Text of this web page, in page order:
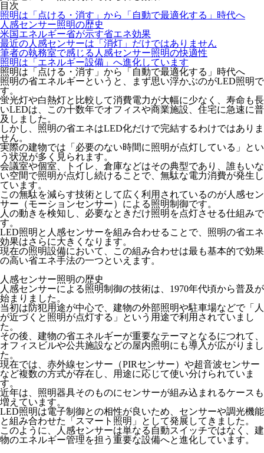
目次
照明は「点ける・消す」から「自動で最適化する」時代へ
人感センサー照明の歴史
米国エネルギー省が示す省エネ効果
最近の人感センサーは「消灯」だけではありません
筆者の執務室で感じる人感センサー照明の快適性
照明は「エネルギー設備」へ進化しています
照明は「点ける・消す」から「自動で最適化する」時代へ
照明の省エネルギーというと、まず思い浮かぶのがLED照明で
す。
蛍光灯や白熱灯と比較して消費電力が大幅に少なく、寿命も長
いLEDは、この十数年でオフィスや商業施設、住宅に急速に普
及しました。
しかし、照明の省エネはLED化だけで完結するわけではありま
せん。
実際の建物では「 必要のない時間に照明が点灯している」とい
う状況が多く見られます。
会議室や個室、トイレ、倉庫などはその典型であり、誰もいな
い空間で照明が点灯し続けることで、無駄な電力消費が発生し
ています。
この無駄を減らす技術として広く利用されているのが人感セン
サー（モーションセンサー）による照明制御です。
人の動きを検知し、必要なときだけ照明を点灯させる仕組みで
す。
LED照明と人感センサーを組み合わせることで、照明の省エネ
効果はさらに大きくなります。
現在の照明設備において、この組み合わせは最も基本的で効果
の高い省エネ手法の一つといえます。
人感センサー照明の歴史
人感センサーによる照明制御の技術は、1970年代頃から普及が
始まりました。
当初は防犯用途が中心で、建物の外部照明や駐車場などで「人
が近づくと照明が点灯する」という用途で利用されていまし
た。
その後、建物の省エネルギーが重要なテーマとなるにつれて、
オフィスビルや公共施設などの屋内照明にも導入が広がりまし
た。
現在では、赤外線センサー（PIRセンサー）や超音波センサー
など複数の方式が存在し、用途に応じて使い分けられていま
す。
近年は、 照明器具そのものにセンサーが組み込まれるケースも
増えています。
LED照明は電子制御との相性が良いため、センサーや調光機能
と組み合わせた「スマート照明」として発展してきました。
このように、人感センサーは単なる自動スイッチではなく、 建
物のエネルギー管理を担う重要な設備へと進化しています。